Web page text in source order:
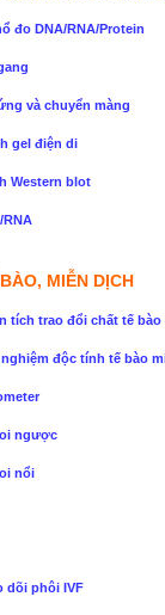
đo DNA/RNA/Protein
và chuyển màng
gel điện di
Western blot
RNA
MIỄN DỊCH
tích trao đổi chất tế bào
độc tính tế bào
ngược
nổi
dõi phôi IVF